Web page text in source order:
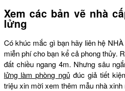
Xem các bản vẽ nhà
lửng
Có khúc mắc gì bạn hãy liên hệ
miễn phí cho bạn kể cả phong thủy.
đất chiều ngang 4m. Nhưng sâu
lửng làm phòng ngủđúc giả tiết
triệu xin mời xem thêm mẫu nhà xinh